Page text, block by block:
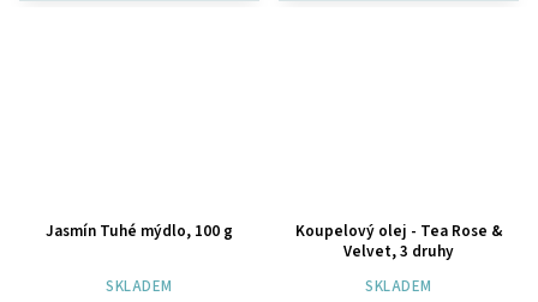
Jasmín Tuhé mýdlo, 100 g
SKLADEM
Koupelový olej - Tea Rose &
Velvet, 3 druhy
SKLADEM